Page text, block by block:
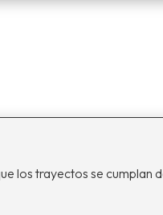
los trayectos se cumplan